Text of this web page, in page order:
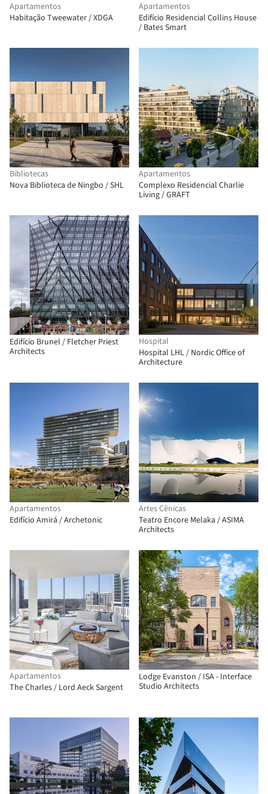
Apartamentos
Habitação Tweewater / XDGA
Apartamentos
Edifício Residencial Collins House
/ Bates Smart
Bibliotecas
Nova Biblioteca de Ningbo / SHL
Apartamentos
Complexo Residencial Charlie
Living / GRAFT
Edifício Brunel / Fletcher Priest
Architects
Hospital
Hospital LHL / Nordic Office of
Architecture
Apartamentos
Edifício Amirá / Archetonic
Artes Cênicas
Teatro Encore Melaka / ASIMA
Architects
Apartamentos
The Charles / Lord Aeck Sargent
Lodge Evanston / ISA - Interface
Studio Architects